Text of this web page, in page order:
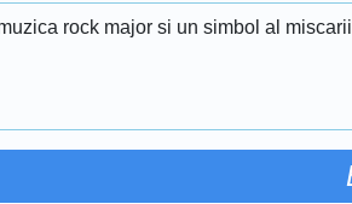
rock major si un simbol al